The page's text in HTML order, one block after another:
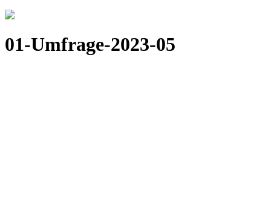
01-Umfrage-2023-05